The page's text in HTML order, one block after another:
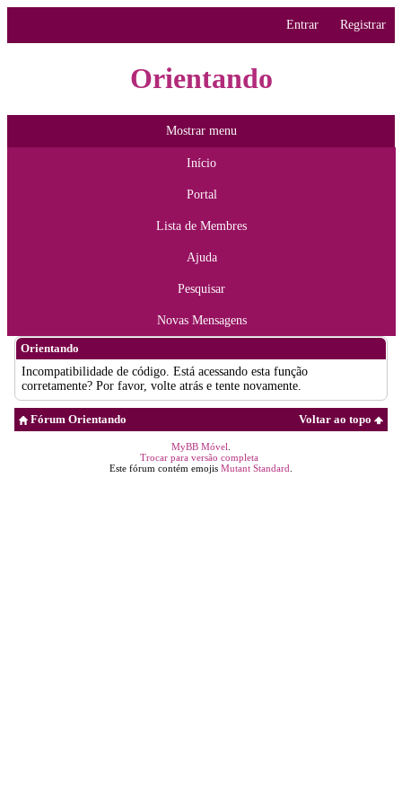
Entrar Registrar
Orientando
Mostrar menu
Início
Portal
Lista de Membres
Ajuda
Pesquisar
Novas Mensagens
Orientando
Incompatibilidade de código. Está acessando esta função
corretamente? Por favor, volte atrás e tente novamente.
Voltar ao topo
Fórum Orientando
MyBB Móvel
Trocar para versão completa
Este fórum contém emojis Mutant Standard